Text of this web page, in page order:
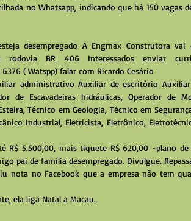
no Whatsapp, indicando que há 150 vagas
desempregado A Engmax Construtora vai
rodovia BR 406 Interessados enviar
( Watspp) falar com Ricardo Cesário
administrativo Auxiliar de escritório
de Escavadeiras hidráulicas, Operador de
Técnico em Geologia, Técnico em
Industrial, Eletricista, Eletrônico,
R$ 5.500,00, mais tiquete R$ 620,00 -plano de
pai de família desempregado. Divulgue.
nota no Facebook que a empresa não tem
ela liga Natal a Macau.